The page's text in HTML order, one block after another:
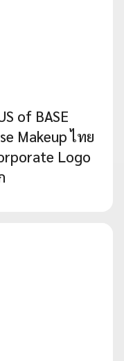
of BASE
Makeup ไทย
Logo